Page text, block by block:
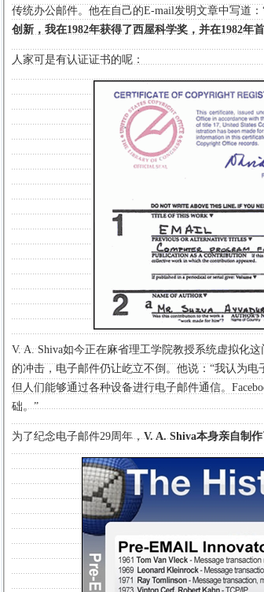
传统办公邮件。他在自己的E-mail发明文章中写道
创新，我在1982年获得了西屋科学奖，并在1982年
人家可是有认证证书的呢：
V. A. Shiva如今正在麻省理工学院教授系统虚拟化
的冲击，电子邮件仍让屹立不倒。他说：“我认为
但人们能够通过各种设备进行电子邮件通信。
础。”
为了纪念电子邮件29周年，V. A. Shiva本身亲自制